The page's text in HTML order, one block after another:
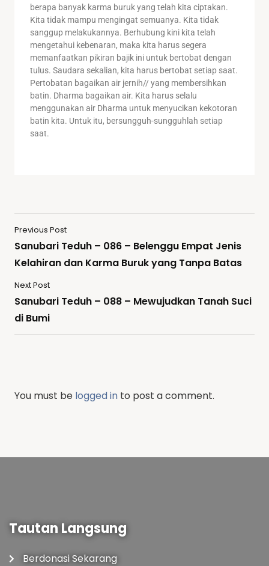
berapa banyak karma buruk yang telah kita ciptakan.
Kita tidak mampu mengingat semuanya. Kita tidak
sanggup melakukannya. Berhubung kini kita telah
mengetahui kebenaran, maka kita harus segera
memanfaatkan pikiran bajik ini untuk bertobat dengan
tulus. Saudara sekalian, kita harus bertobat setiap saat.
Pertobatan bagaikan air jernih// yang membersihkan
batin. Dharma bagaikan air. Kita harus selalu
menggunakan air Dharma untuk menyucikan kekotoran
batin kita. Untuk itu, bersungguh-sungguhlah setiap
saat.
Previous Post
Sanubari Teduh – 086 – Belenggu Empat Jenis
Kelahiran dan Karma Buruk yang Tanpa Batas
Next Post
Sanubari Teduh – 088 – Mewujudkan Tanah Suci
di Bumi
You must be logged in to post a comment.
Tautan Langsung
Berdonasi Sekarang